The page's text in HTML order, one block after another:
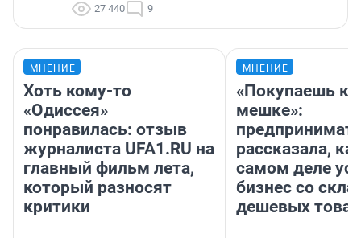
27 440 9
МНЕНИЕ
Хоть кому-то
«Одиссея»
понравилась: отзыв
журналиста UFA1.RU на
главный фильм лета,
который разносят
критики
МНЕНИЕ
«Покупаешь
мешке»:
рассказала,
самом деле
бизнес со
дешевых